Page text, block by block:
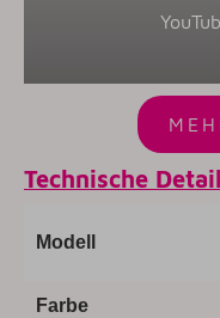
Technische
Modell
Farbe